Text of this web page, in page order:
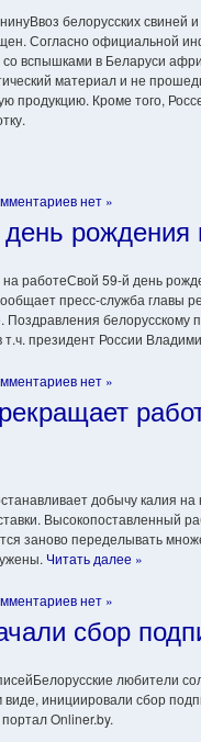
Ввоз белорусских свиней
Согласно официальной
вспышками в Беларуси
материал и не
продукцию. Кроме того,
нет »
рождения
Свой 59-й день
пресс-служба главы
белорусскому
т.ч. президент России
нет »
добычу калия
Высокопоставленный
заново переделывать
Читать далее »
нет »
сбор
Белорусские любители
инициировали сбор
Onliner.by.